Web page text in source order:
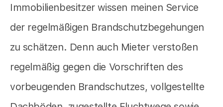
Immobilienbesitzer wissen meinen Service
der regelmäßigen Brandschutzbegehungen
zu schätzen. Denn auch Mieter verstoßen
regelmäßig gegen die Vorschriften des
vorbeugenden Brandschutzes, vollgestellte